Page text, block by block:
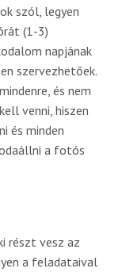
szól, legyen
(1-3)
napjának
szervezhetőek.
és nem
venni, hiszen
és minden
a fotós
részt vesz az
a feladataival